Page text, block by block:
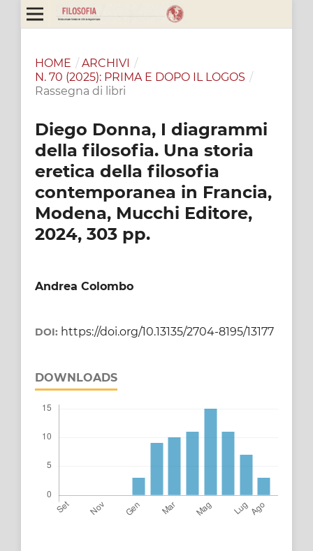
HOME / ARCHIVI /
N. 70 (2025): PRIMA E DOPO IL LOGOS /
Rassegna di libri
Diego Donna, I diagrammi
della filosofia. Una storia
eretica della filosofia
contemporanea in Francia,
Modena, Mucchi Editore,
2024, 303 pp.
Andrea Colombo
DOI: https://doi.org/10.13135/2704-8195/13177
DOWNLOADS